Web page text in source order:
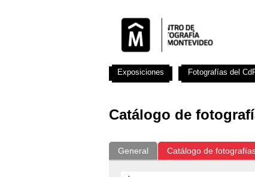
Catálogo de
General Catálogo de
Exposiciones Fotografías del